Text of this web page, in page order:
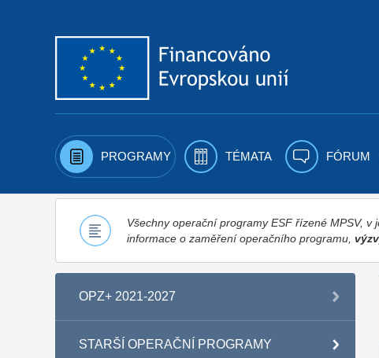
PROGRAMY TÉMATA FÓRUM
Všechny operační programy ESF řízené MPSV,
informace o zaměření operačního programu,
OPZ+ 2021-2027
STARŠÍ OPERAČNÍ PROGRAMY